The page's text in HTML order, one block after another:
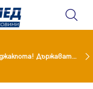
Коцето удари джакпота! Държавата му плаща 95 000 евро